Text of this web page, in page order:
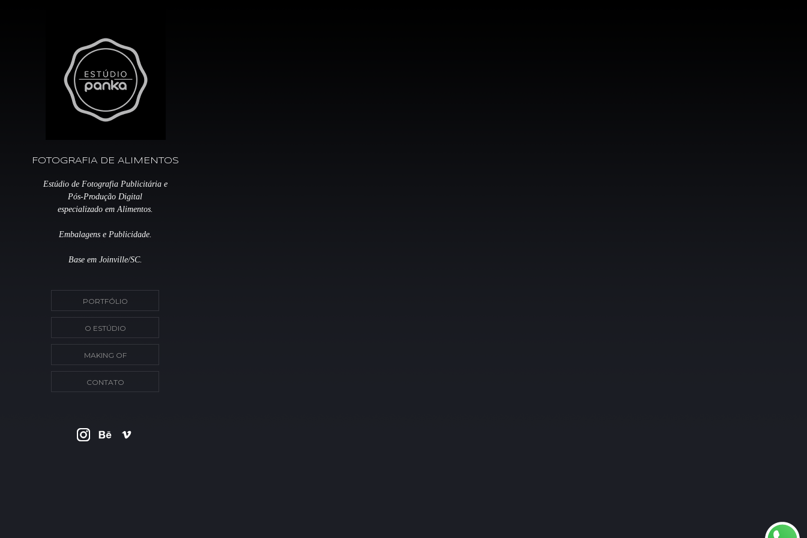
FOTOGRAFIA DE ALIMENTOS
Estúdio de Fotografia Publicitária e
Pós-Produção Digital
especializado em Alimentos.
Embalagens e Publicidade.
Base em Joinville/SC.
PORTFÓLIO
O ESTÚDIO
MAKING OF
CONTATO